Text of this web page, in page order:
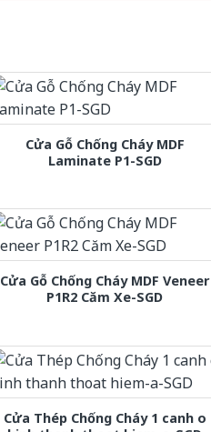
Cửa Gỗ Chống Cháy MDF
Laminate P1-SGD
Cửa Gỗ Chống Cháy MDF Veneer
P1R2 Căm Xe-SGD
Cửa Thép Chống Cháy 1 canh o